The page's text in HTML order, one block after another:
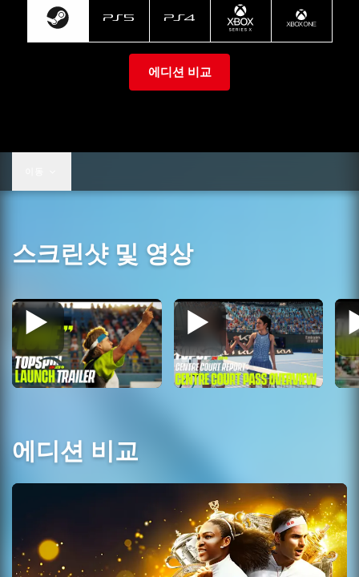
에디션 비교
스크린샷 및 영상
에디션 비교